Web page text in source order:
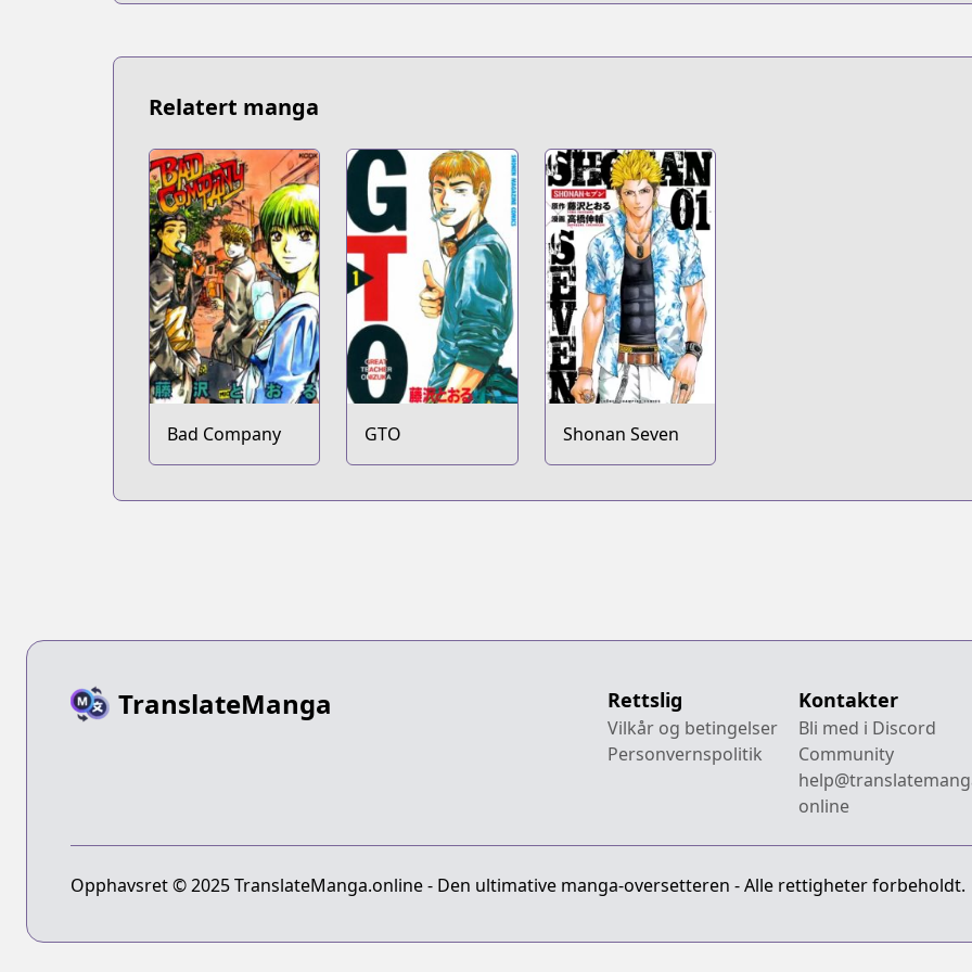
Relatert manga
Bad Company GTO Shonan Seven
TranslateManga Rettslig
Vilkår og betingelser
Personvernspolitik
Kontakter
Bli med i Discord
Community
online
Opphavsret © 2025 TranslateManga.online - Den ultimative manga-oversetteren - Alle rettigheter forbeholdt.